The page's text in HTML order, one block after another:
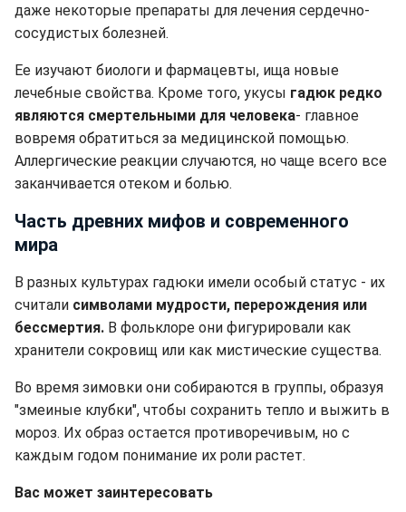
даже некоторые препараты для лечения сердечно-
сосудистых болезней.
Ее изучают биологи и фармацевты, ища новые
лечебные свойства. Кроме того, укусы гадюк редко
являются смертельными для человека- главное
вовремя обратиться за медицинской помощью.
Аллергические реакции случаются, но чаще всего все
заканчивается отеком и болью.
Часть древних мифов и современного
мира
В разных культурах гадюки имели особый статус - их
считали символами мудрости, перерождения или
бессмертия. В фольклоре они фигурировали как
хранители сокровищ или как мистические существа.
Во время зимовки они собираются в группы, образуя
"змеиные клубки", чтобы сохранить тепло и выжить в
мороз. Их образ остается противоречивым, но с
каждым годом понимание их роли растет.
Вас может заинтересовать